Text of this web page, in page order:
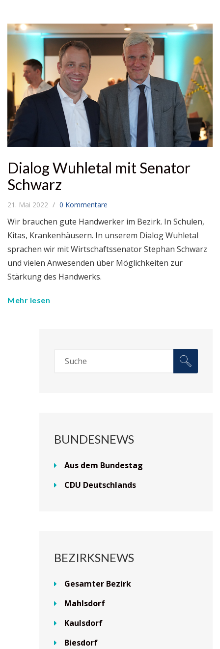
Dialog Wuhletal mit Senator
Schwarz
21. Mai 2022 0 Kommentare
Wir brauchen gute Handwerker im Bezirk. In Schulen,
Kitas, Krankenhäusern. In unserem Dialog Wuhletal
sprachen wir mit Wirtschaftssenator Stephan Schwarz
und vielen Anwesenden über Möglichkeiten zur
Stärkung des Handwerks.
Mehr lesen
BUNDESNEWS
Aus dem Bundestag
CDU Deutschlands
BEZIRKSNEWS
Gesamter Bezirk
Mahlsdorf
Kaulsdorf
Biesdorf